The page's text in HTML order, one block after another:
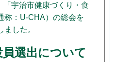
「宇治市健康づくり・食
称：U-CHA）の総会を
した。
選出について